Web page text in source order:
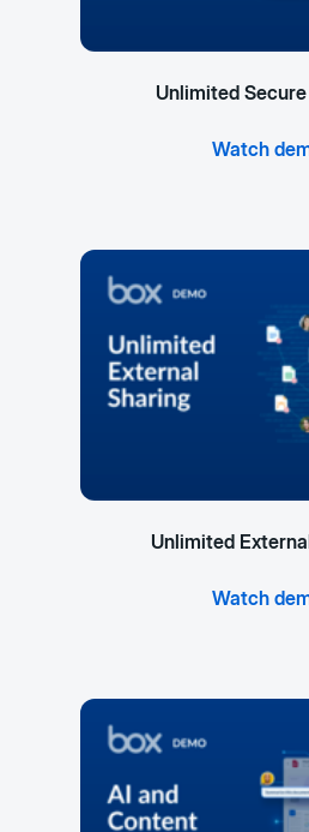
Unlimited
Watch
Unlimited
Watch